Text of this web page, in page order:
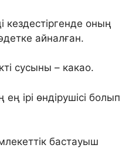
кездестіргенде оның
айналған.
сусыны – какао.
ірі өндірушісі болып
бастауыш